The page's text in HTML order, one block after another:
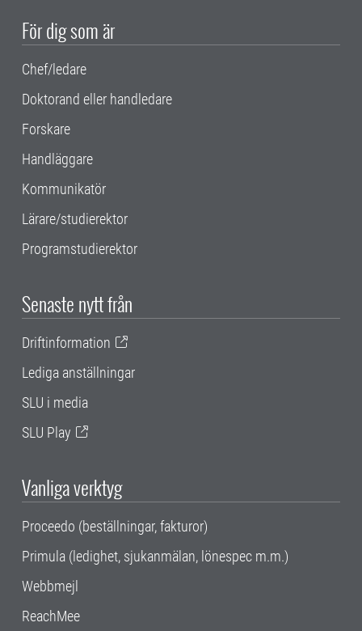
För dig som är
Chef/ledare
Doktorand eller handledare
Forskare
Handläggare
Kommunikatör
Lärare/studierektor
Programstudierektor
Senaste nytt från
Driftinformation
Lediga anställningar
SLU i media
SLU Play
Vanliga verktyg
Proceedo (beställningar, fakturor)
Primula (ledighet, sjukanmälan, lönespec m.m.)
Webbmejl
ReachMee